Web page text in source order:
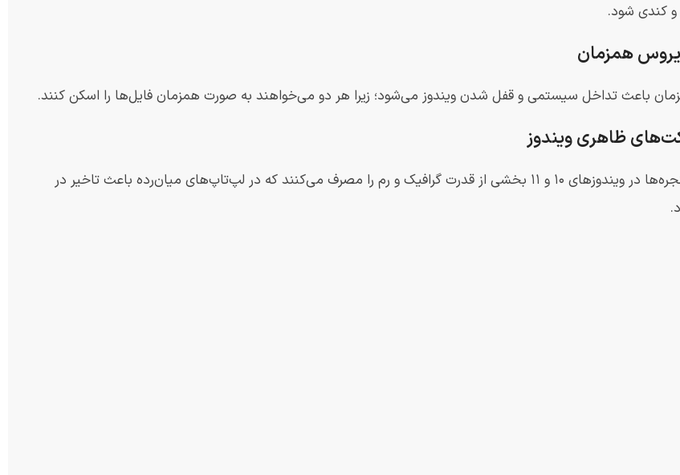
و کندی شود.
باعث تداخل سیستمی و قفل شدن ویندوز می‌شود؛ زیرا هر دو می‌خواهند به صورت همزمان فایل‌ها را اسکن کنند.
انیمیشن‌ها و شفافیت پنجره‌ها در ویندوزهای ۱۰ و ۱۱ بخشی از قدرت گرافیک و رم را مصرف می‌کنند که در لپ‌تاپ‌های میان‌رده باعث تاخیر در